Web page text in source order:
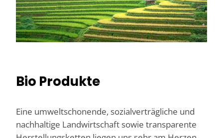
Bio Produkte
Eine umweltschonende, sozialverträgliche und
nachhaltige Landwirtschaft sowie transparente